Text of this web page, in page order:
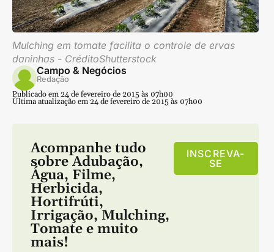
Mulching em tomate facilita o controle de ervas
daninhas - CréditoShutterstock
Campo & Negócios
Redação
Publicado em 24 de fevereiro de 2015 às 07h00
Última atualização em 24 de fevereiro de 2015 às 07h00
Acompanhe tudo
sobreAdubação,
Água, Filme,
Herbicida,
Hortifrúti,
Irrigação, Mulching,
Tomate e muito
mais!
INSCREVA-
SE